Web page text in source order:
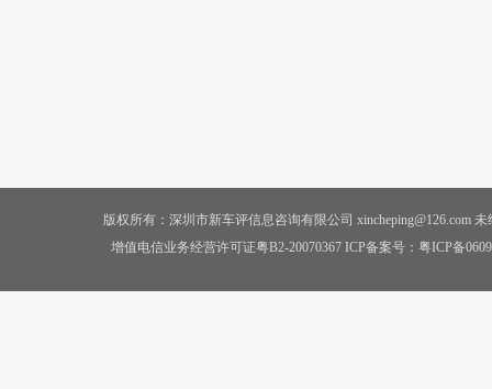
版权所有：深圳市新车评信息咨询有限公司 xincheping@126.com
增值电信业务经营许可证粤B2-20070367 ICP备案号： 粤ICP备